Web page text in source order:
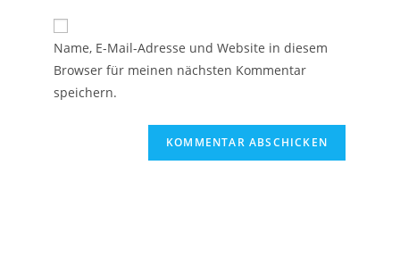
Name, E-Mail-Adresse und Website in diesem
Browser für meinen nächsten Kommentar
speichern.